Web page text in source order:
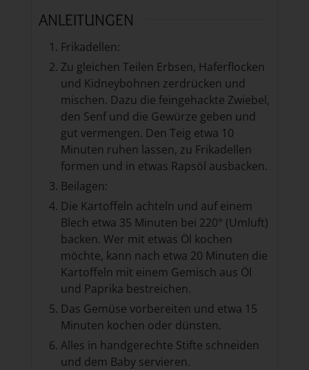
ANLEITUNGEN
Frikadellen:
Zu gleichen Teilen Erbsen, Haferflocken
und Kidneybohnen zerdrücken und
mischen. Dazu die feingehackte Zwiebel,
den Senf und die Gewürze geben und
gut vermengen. Den Teig etwa 10
Minuten ruhen lassen, zu Frikadellen
formen und in etwas Rapsöl ausbacken.
Beilagen:
Die Kartoffeln achteln und auf einem
Blech etwa 35 Minuten bei 220° (Umluft)
backen. Wer mit etwas Öl kochen
möchte, kann nach etwa 20 Minuten die
Kartoffeln mit einem Gemisch aus Öl
und Paprika bestreichen.
Das Gemüse vorbereiten und etwa 15
Minuten kochen oder dünsten.
Alles in handgerechte Stifte schneiden
und dem Baby servieren.